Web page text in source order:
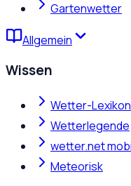
Gartenwetter
Allgemein
Wissen
Wetter-Lexikon
Wetterlegende
wetter.net
Meteorisk